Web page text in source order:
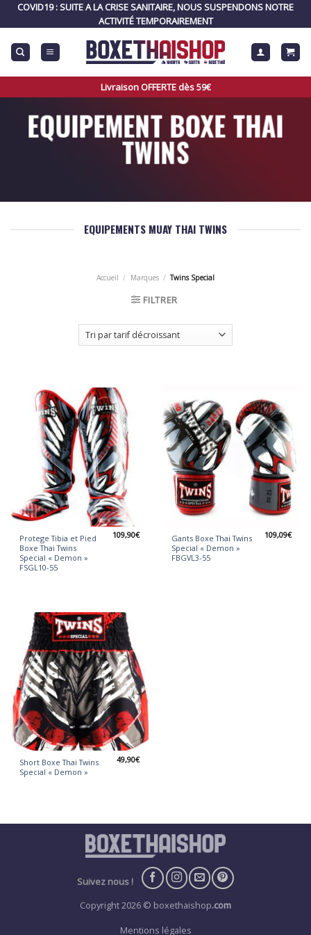
COVID19 : SUITE A LA CRISE SANITAIRE, NOUS SUSPENDONS NOTRE
ACTIVITÉ TEMPORAIREMENT
Livraison OFFERTE dès 59€
EQUIPEMENT BOXE THAI
TWINS
EQUIPEMENTS MUAY THAI TWINS
Accueil / Marques / Twins Special
FILTRER
Protege Tibia et Pied
Boxe Thai Twins
Special « Demon »
FSGL10-55
109,90€
Gants Boxe Thai Twins
Special « Demon »
FBGVL3-55
109,09€
Short Boxe Thai Twins
Special « Demon »
49,90€
Suivez nous !
Copyright 2026 © boxethaishop.com
Mentions légales